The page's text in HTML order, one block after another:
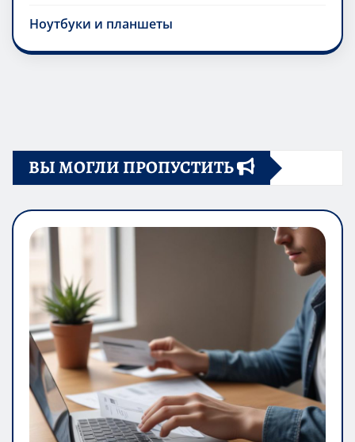
Ноутбуки и планшеты
ВЫ МОГЛИ ПРОПУСТИТЬ